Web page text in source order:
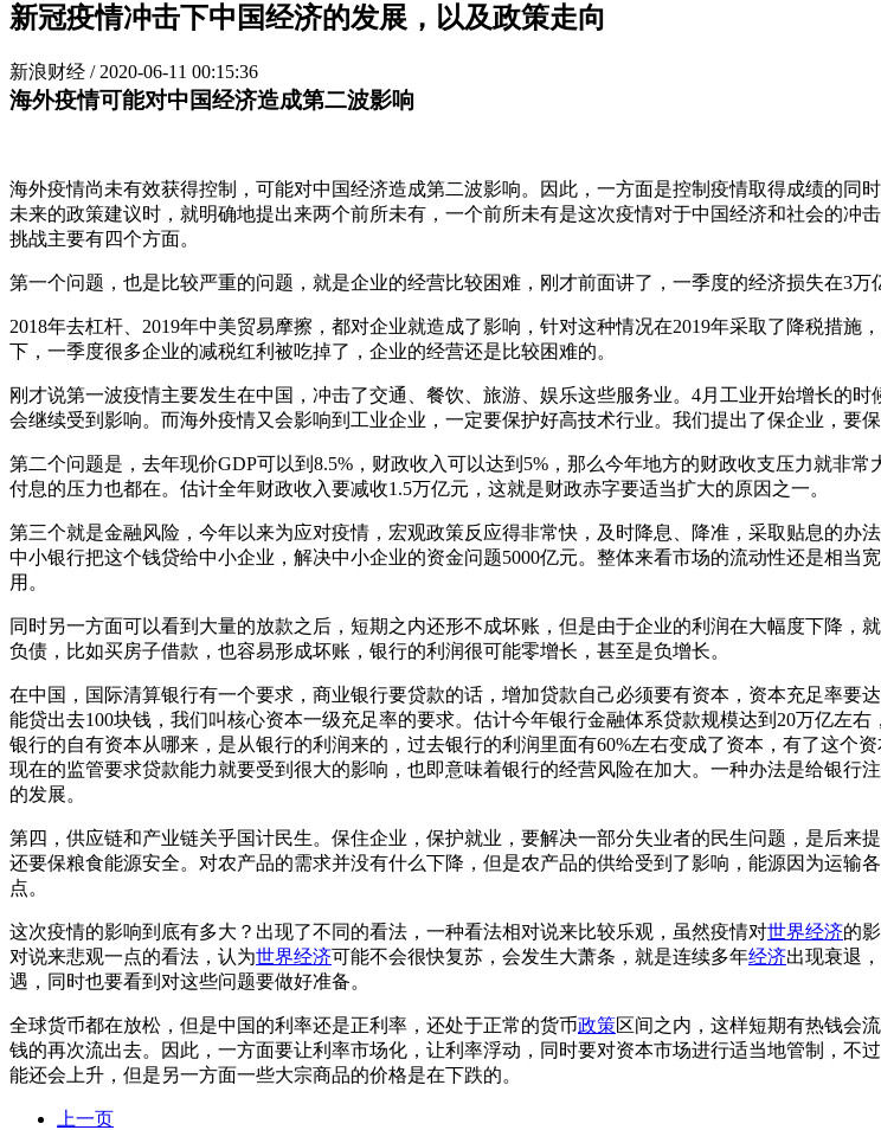
新冠疫情冲击下中国经济的发展，以及政策走向
新浪财经 / 2020-06-11 00:15:36
海外疫情可能对中国经济造成第二波影响
海外疫情尚未有效获得控制，可能对中国经济造成第二波影响。因此，一方面是控制疫情取得成绩的同
未来的政策建议时，就明确地提出来两个前所未有，一个前所未有是这次疫情对于中国经济和社会的
挑战主要有四个方面。
第一个问题，也是比较严重的问题，就是企业的经营比较困难，刚才前面讲了，一季度的经济损失在3
2018年去杠杆、2019年中美贸易摩擦，都对企业就造成了影响，针对这种情况在2019年采取了降税措施
下，一季度很多企业的减税红利被吃掉了，企业的经营还是比较困难的。
刚才说第一波疫情主要发生在中国，冲击了交通、餐饮、旅游、娱乐这些服务业。4月工业开始增长的
会继续受到影响。而海外疫情又会影响到工业企业，一定要保护好高技术行业。我们提出了保企业，要
第二个问题是，去年现价GDP可以到8.5%，财政收入可以达到5%，那么今年地方的财政收支压力就非
付息的压力也都在。估计全年财政收入要减收1.5万亿元，这就是财政赤字要适当扩大的原因之一。
第三个就是金融风险，今年以来为应对疫情，宏观政策反应得非常快，及时降息、降准，采取贴息的办
中小银行把这个钱贷给中小企业，解决中小企业的资金问题5000亿元。整体来看市场的流动性还是相
用。
同时另一方面可以看到大量的放款之后，短期之内还形不成坏账，但是由于企业的利润在大幅度下降
负债，比如买房子借款，也容易形成坏账，银行的利润很可能零增长，甚至是负增长。
在中国，国际清算银行有一个要求，商业银行要贷款的话，增加贷款自己必须要有资本，资本充足率要
能贷出去100块钱，我们叫核心资本一级充足率的要求。估计今年银行金融体系贷款规模达到20万亿左
银行的自有资本从哪来，是从银行的利润来的，过去银行的利润里面有60%左右变成了资本，有了这个
现在的监管要求贷款能力就要受到很大的影响，也即意味着银行的经营风险在加大。一种办法是给银
的发展。
第四，供应链和产业链关乎国计民生。保住企业，保护就业，要解决一部分失业者的民生问题，是后
还要保粮食能源安全。对农产品的需求并没有什么下降，但是农产品的供给受到了影响，能源因为运
点。
这次疫情的影响到底有多大？出现了不同的看法，一种看法相对说来比较乐观，虽然疫情对世界经济的
对说来悲观一点的看法，认为世界经济可能不会很快复苏，会发生大萧条，就是连续多年经济出现衰退
遇，同时也要看到对这些问题要做好准备。
全球货币都在放松，但是中国的利率还是正利率，还处于正常的货币政策区间之内，这样短期有热钱会
钱的再次流出去。因此，一方面要让利率市场化，让利率浮动，同时要对资本市场进行适当地管制，
能还会上升，但是另一方面一些大宗商品的价格是在下跌的。
上一页